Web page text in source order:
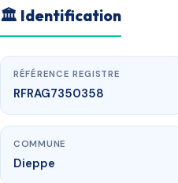
🏛 Identification
RÉFÉRENCE REGISTRE
RFRAG7350358
COMMUNE
Dieppe